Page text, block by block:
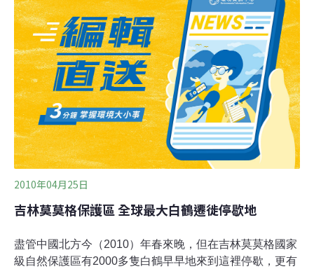
國、俄羅斯等白鶴遷徙路線沿途的10多個國家在90年代便
簽署了《關於白鶴保護措施的諒解備忘錄》，共同承諾採
取措施保護這一瀕危物種。在德國伯恩召開的最新一次
《白鶴保護諒解備忘錄》成員國會議上，與會各國的代表
對現有的保護白鶴戰略進行了修訂，制訂了減少捕獵活
動、改善水資源管理和應對氣候變化以保護濕地環境等多
方面的行動計劃，並就如何加強信息交流和知識轉讓、監
測和研究等方面的工作做出了規定。環境規劃署及《養護
移棲物種公約》秘書處呼籲各相關國家加強夥伴
2010年04月25日
吉林莫莫格保護區 全球最大白鶴遷徙停歇地
盡管中國北方今（2010）年春來晚，但在吉林莫莫格國家
級自然保護區有2000多隻白鶴早早地來到這裡停歇，更有